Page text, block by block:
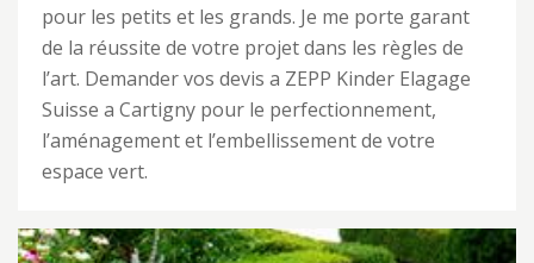
pour les petits et les grands. Je me porte garant
de la réussite de votre projet dans les règles de
l’art. Demander vos devis a ZEPP Kinder Elagage
Suisse a Cartigny pour le perfectionnement,
l’aménagement et l’embellissement de votre
espace vert.